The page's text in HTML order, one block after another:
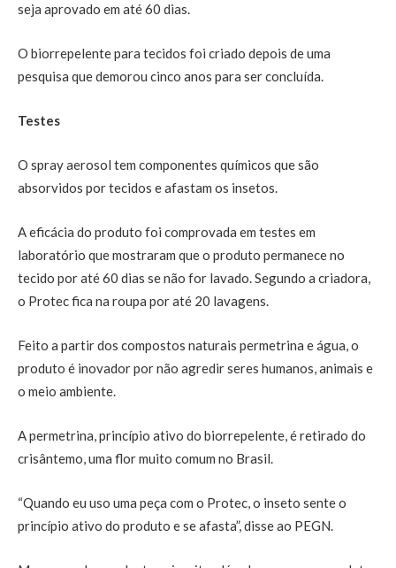
seja aprovado em até 60 dias.
O biorrepelente para tecidos foi criado depois de uma
pesquisa que demorou cinco anos para ser concluída.
Testes
O spray aerosol tem componentes químicos que são
absorvidos por tecidos e afastam os insetos.
A eficácia do produto foi comprovada em testes em
laboratório que mostraram que o produto permanece no
tecido por até 60 dias se não for lavado. Segundo a criadora,
o Protec fica na roupa por até 20 lavagens.
Feito a partir dos compostos naturais permetrina e água, o
produto é inovador por não agredir seres humanos, animais e
o meio ambiente.
A permetrina, princípio ativo do biorrepelente, é retirado do
crisântemo, uma flor muito comum no Brasil.
“Quando eu uso uma peça com o Protec, o inseto sente o
princípio ativo do produto e se afasta”, disse ao PEGN.